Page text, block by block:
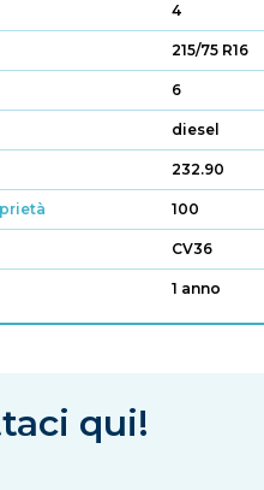
4
215/75 R16
6
diesel
232.90
100
CV36
1 anno
qui!